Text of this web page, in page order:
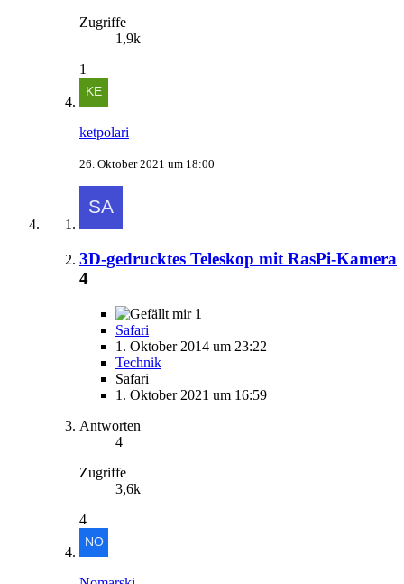
Zugriffe
1,9k
1
ketpolari
26. Oktober 2021 um 18:00
3D-gedrucktes Teleskop mit RasPi-Kamera
4
1
Safari
1. Oktober 2014 um 23:22
Technik
Safari
1. Oktober 2021 um 16:59
Antworten
4
Zugriffe
3,6k
4